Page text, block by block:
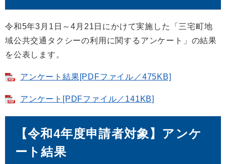
令和5年3月1日～4月21日にかけて実施した「三宅町地
域公共交通タクシーの利用に関するアンケート」の結果
を公表します。
アンケート結果[PDFファイル／475KB]
アンケート[PDFファイル／141KB]
【令和4年度申請者対象】アンケ
ート結果